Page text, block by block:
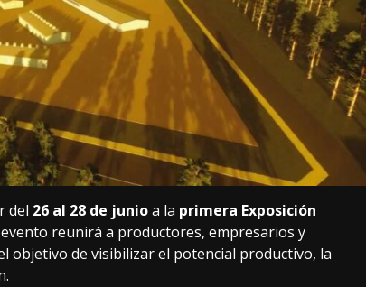
del 26 al 28 de junioa la primera Exposición
evento reunirá a productores, empresarios y
objetivo de visibilizar el potencial productivo, la